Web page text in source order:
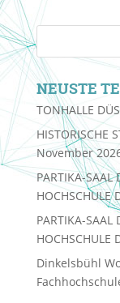
NEUSTE
TONHALLE
HISTORISCHE
November
PARTIKA-SAAL
HOCHSCHULE
PARTIKA-SAAL
HOCHSCHULE
Dinkelsbühl